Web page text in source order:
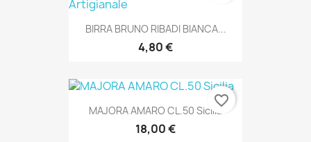
BIRRA BRUNO RIBADI BIANCA...
4,80 €
MAJORA AMARO CL.50 Sicilia
18,00 €
favorite_border